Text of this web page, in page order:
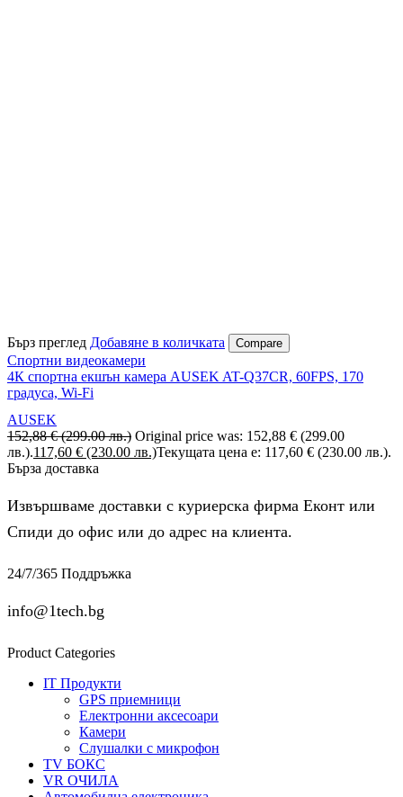
Бърз преглед Добавяне в количката Compare
Спортни видеокамери
4К спортна екшън камера AUSEK AT-Q37CR, 60FPS, 170
градуса, Wi-Fi
AUSEK
152,88€ (299.00 лв.) Original price was: 152,88 € (299.00
лв.).117,60 € (230.00 лв.)Текущата цена е: 117,60 € (230.00 лв.).
Бърза доставка
Извършваме доставки с куриерска фирма Еконт или
Спиди до офис или до адрес на клиента.
24/7/365 Поддръжка
info@1tech.bg
Product Categories
IT Продукти
GPS приемници
Електронни аксесоари
Камери
Слушалки с микрофон
TV БОКС
VR ОЧИЛА